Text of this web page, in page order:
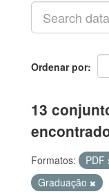
Ordenar por
13
Formatos: PDF
Graduação